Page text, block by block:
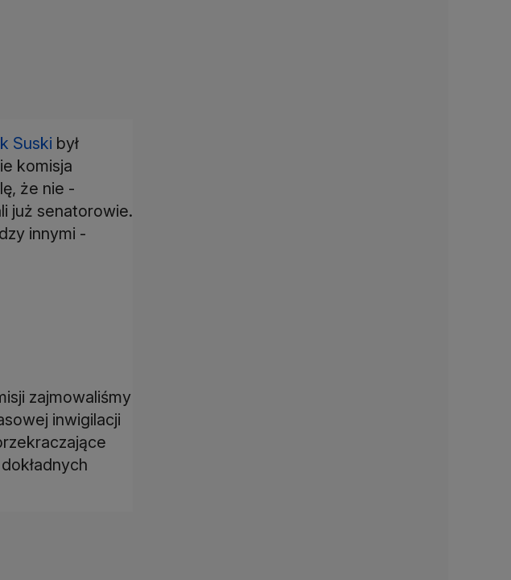
Suski był
komisja
że nie -
już senatorowie.
innymi -
zajmowaliśmy
inwigilacji